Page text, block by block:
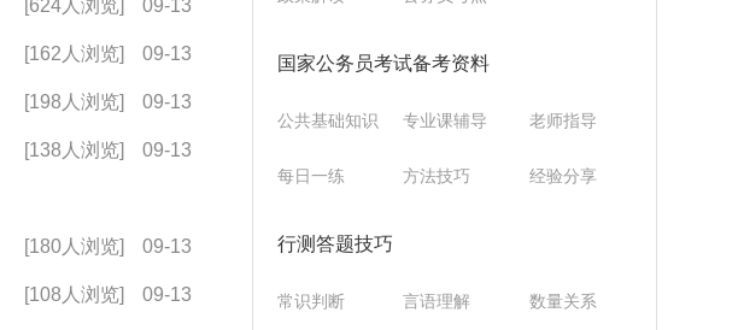
09-13
[624人浏览]
09-13
[162人浏览]
09-13
[198人浏览]
09-13
[138人浏览]
09-13
[180人浏览]
09-13
[108人浏览]
国家公务员考试备考资料
公共基础知识 专业课辅导 老师指导
每日一练 方法技巧 经验分享
行测答题技巧
常识判断 言语理解 数量关系